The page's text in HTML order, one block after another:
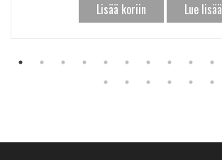
Lisää koriin Lue lisää